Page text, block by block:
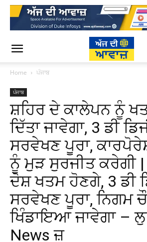
Home ਪੰਜਾਬ
ਪੰਜਾਬ
ਸ਼ਹਿਰ ਦੇ ਕਾਲੇਪਨ ਨੂੰ
ਦਿੱਤਾ ਜਾਵੇਗਾ, 3 ਡੀ
ਸਰਵੇਖਣ ਪੂਰਾ,
ਨੂੰ ਮੁੜ ਸੁਰਜੀਤ ਕਰੇਗੀ
ਦੋਸ਼ ਖਤਮ ਹੋਣਗੇ, 3 ਡੀ
ਸਰਵੇਖਣ ਪੂਰਾ, ਨਿਗਮ
ਖਿੰਡਾਇਆ ਜਾਵੇਗਾ –
News ਜ਼